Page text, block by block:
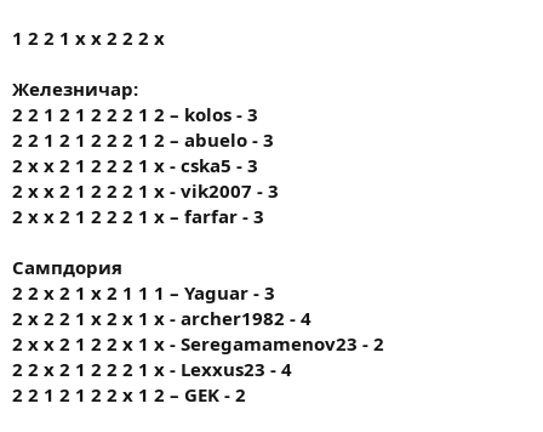
1 2 2 1 х х 2 2 2 х
Железничар:
2 2 1 2 1 2 2 2 1 2 – kolos - 3
2 2 1 2 1 2 2 2 1 2 – abuelo - 3
2 x x 2 1 2 2 2 1 x - cska5 - 3
2 x x 2 1 2 2 2 1 x - vik2007 - 3
2 x x 2 1 2 2 2 1 x – farfar - 3
Сампдория
2 2 х 2 1 х 2 1 1 1 – Yaguar - 3
2 х 2 2 1 х 2 х 1 х - archer1982 - 4
2 х х 2 1 2 2 х 1 х - Seregamamenov23 - 2
2 2 х 2 1 2 2 2 1 х - Lexxus23 - 4
2 2 1 2 1 2 2 х 1 2 – GEK - 2